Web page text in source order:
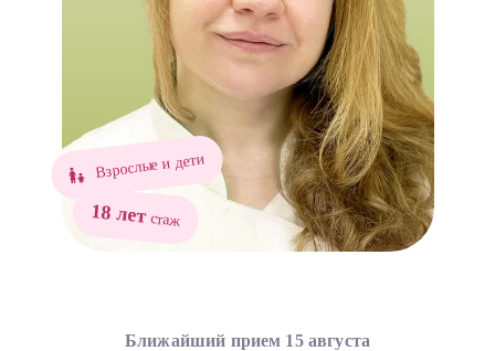
Взрослые и дети
18 летстаж
Ближайший прием 15 августа